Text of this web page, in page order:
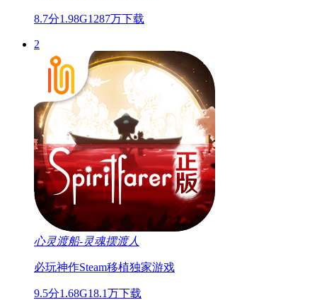
8.7分1.98G1287万下载
2
心灵渡船-灵魂摆渡人
必玩神作Steam移植独家游戏
9.5分1.68G18.1万下载